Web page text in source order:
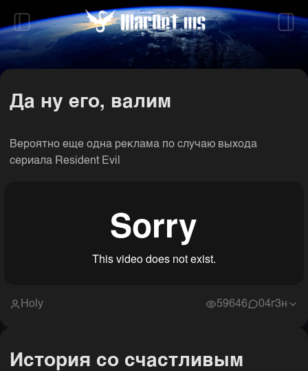
Посты
Да ну его, валим
Вероятно еще одна реклама по случаю выхода
сериала Resident Evil
Holy 59646 04г3н
История со счастливым